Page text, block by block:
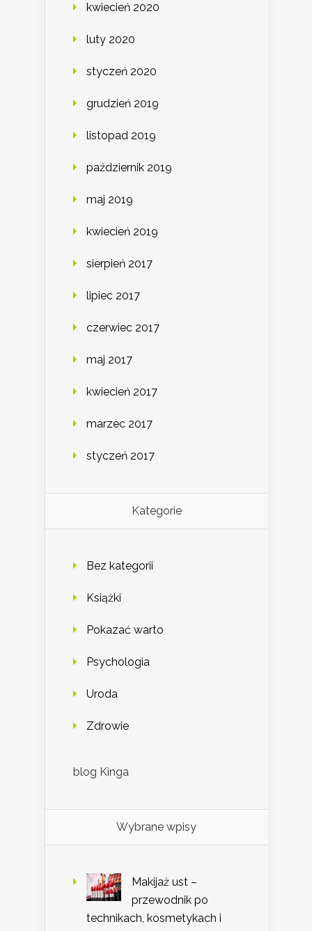
kwiecień 2020
luty 2020
styczeń 2020
grudzień 2019
listopad 2019
październik 2019
maj 2019
kwiecień 2019
sierpień 2017
lipiec 2017
czerwiec 2017
maj 2017
kwiecień 2017
marzec 2017
styczeń 2017
Kategorie
Bez kategorii
Książki
Pokazać warto
Psychologia
Uroda
Zdrowie
blog Kinga
Wybrane wpisy
Makijaż ust –
przewodnik po
technikach, kosmetykach i